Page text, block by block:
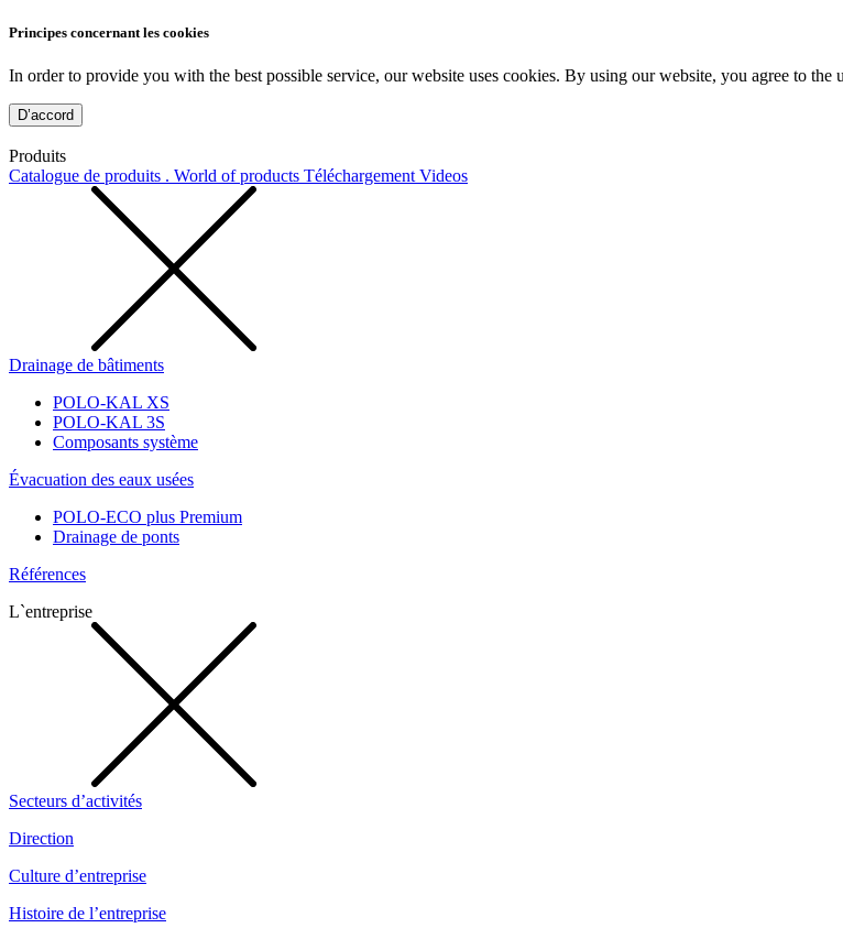
Principes concernant les cookies
In order to provide you with the best possible service, our website uses cookies. By using our website, you agree to the
D’accord
Produits
Catalogue de produits . World of products Téléchargement Videos
Drainage de bâtiments
POLO-KAL XS
POLO-KAL 3S
Composants système
Évacuation des eaux usées
POLO-ECO plus Premium
Drainage de ponts
Références
L`entreprise
Secteurs d’activités
Direction
Culture d’entreprise
Histoire de l’entreprise